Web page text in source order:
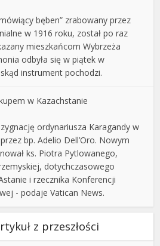
bęben” zrabowany przez
w 1916 roku, został po raz
mieszkańcom Wybrzeża
odbyła się w piątek w
instrument pochodzi.
w Kazachstanie
ordynariusza Karagandy w
bp. Adelio Dell’Oro. Nowym
ks. Piotra Pytlowanego,
dotychczasowego
i rzecznika Konferencji
- podaje Vatican News.
z przeszłości